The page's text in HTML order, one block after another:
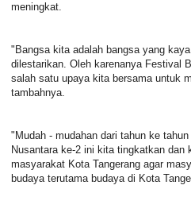
meningkat.
"Bangsa kita adalah bangsa yang
dilestarikan. Oleh karenanya Festival
salah satu upaya kita bersama untuk
tambahnya.
"Mudah - mudahan dari tahun ke
Nusantara ke-2 ini kita tingkatkan dan
masyarakat Kota Tangerang agar
budaya terutama budaya di Kota